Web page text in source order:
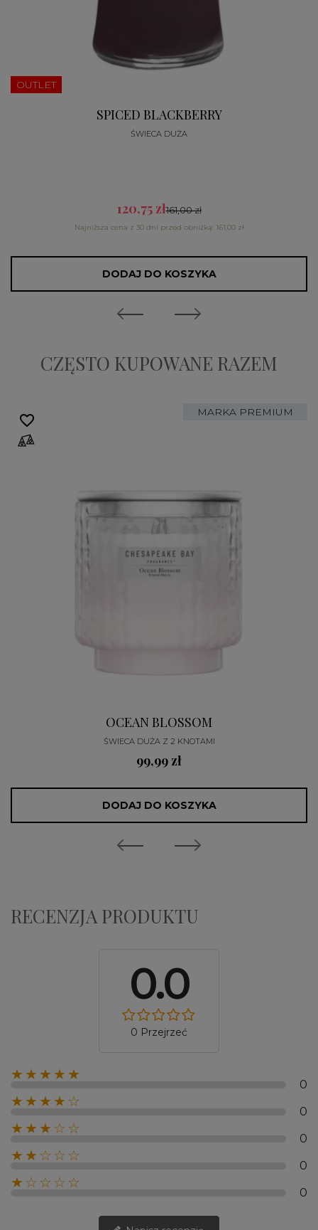
OUTLET
SPICED BLACKBERRY
ŚWIECA DUŻA
120,75 zł161,00 zł
Najniższa cena z 30 dni przed obniżką: 161,00 zł
DODAJ DO KOSZYKA
CZĘSTO KUPOWANE RAZEM
MARKA PREMIUM
OCEAN BLOSSOM
ŚWIECA DUŻA Z 2 KNOTAMI
99,99 zł
DODAJ DO KOSZYKA
favorite_border
RECENZJA PRODUKTU
0.0
0 Przejrzeć
★★★★★
0
★★★★☆
0
★★★☆☆
0
★★☆☆☆
0
★☆☆☆☆
0